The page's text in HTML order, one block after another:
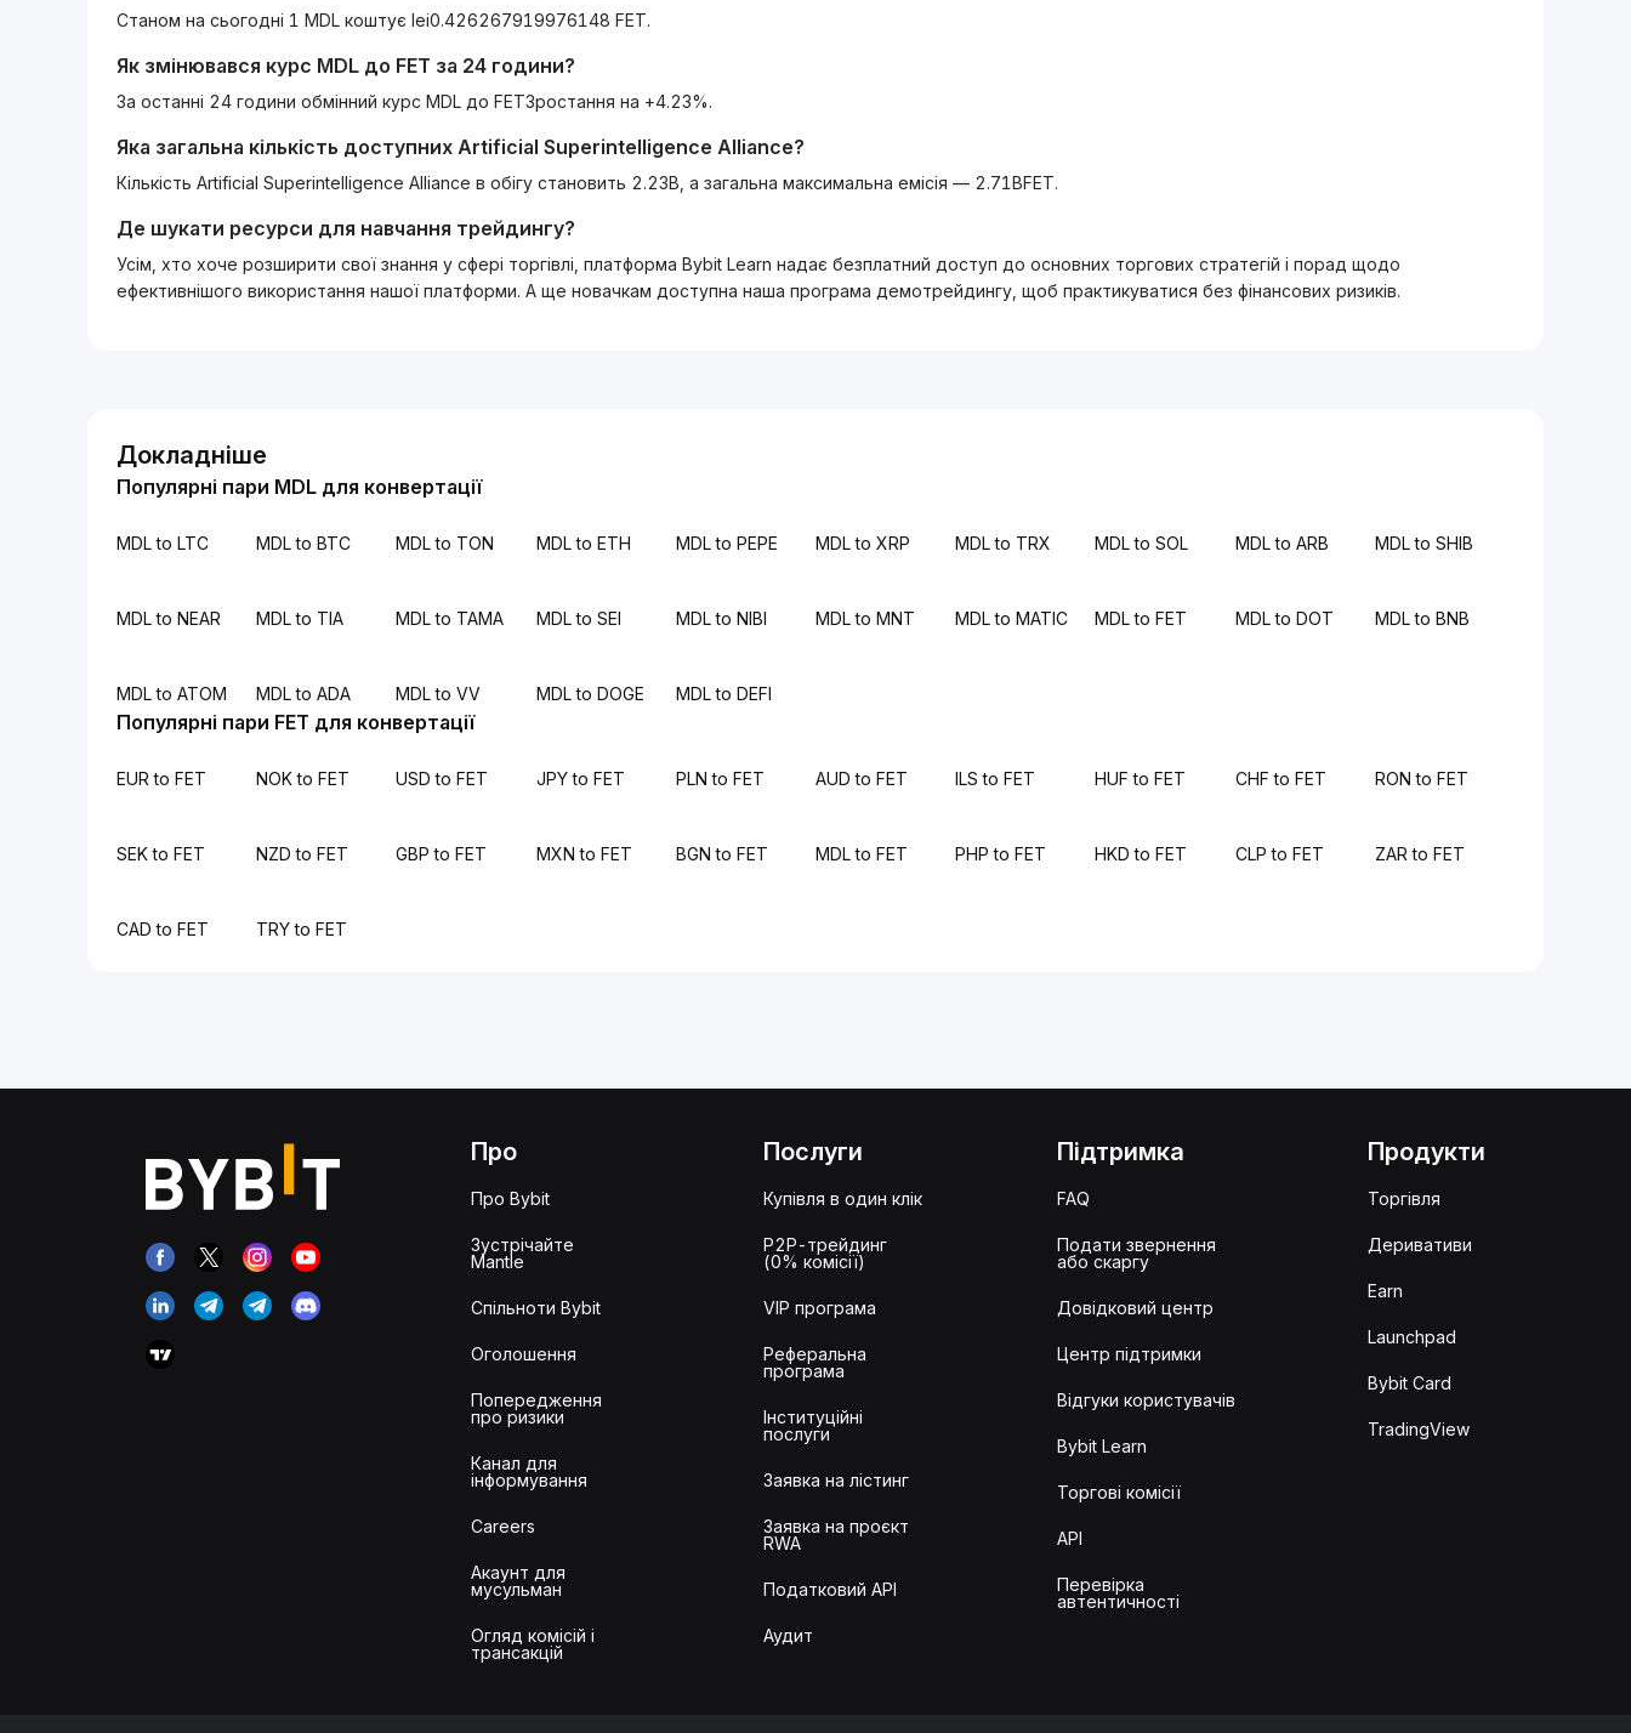
Станом на сьогодні 1 MDL коштує lei0.426267919976148 FET.
Як змінювався курс MDL до FET за 24 години?
За останні 24 години обмінний курс MDL до FETЗростання на +4.23%.
Яка загальна кількість доступних Artificial Superintelligence Alliance?
Кількість Artificial Superintelligence Alliance в обігу становить 2.23B, а загальна максимальна емісія — 2.71BFET.
Де шукати ресурси для навчання трейдингу?
Усім, хто хоче розширити свої знання у сфері торгівлі, платформа Bybit Learn надає безплатний доступ до основних торгових стратегій і порад щодо
ефективнішого використання нашої платформи. А ще новачкам доступна наша програма демотрейдингу, щоб практикуватися без фінансових ризиків.
Докладніше
Популярні пари MDL для конвертації
MDL to LTC MDL to BTC MDL to TON MDL to ETH MDL to PEPE MDL to XRP MDL to TRX MDL to SOL MDL to ARB MDL to SHIB
MDL to NEAR MDL to TIA MDL to TAMA MDL to SEI MDL to NIBI MDL to MNT MDL to MATIC MDL to FET MDL to DOT MDL to BNB
MDL to ATOM MDL to ADA MDL to VV MDL to DOGE MDL to DEFI
Популярні пари FET для конвертації
EUR to FET NOK to FET USD to FET JPY to FET PLN to FET AUD to FET ILS to FET HUF to FET CHF to FET RON to FET
SEK to FET NZD to FET GBP to FET MXN to FET BGN to FET MDL to FET PHP to FET HKD to FET CLP to FET ZAR to FET
CAD to FET TRY to FET
Про
Про Bybit
Зустрічайте
Mantle
Спільноти Bybit
Оголошення
Попередження
про ризики
Канал для
інформування
Careers
Акаунт для
мусульман
Огляд комісій і
трансакцій
Послуги
Купівля в один клік
P2P-трейдинг
(0% комісії)
VIP програма
Реферальна
програма
Інституційні
послуги
Заявка на лістинг
Заявка на проєкт
RWA
Податковий API
Аудит
Підтримка
FAQ
Подати звернення
або скаргу
Довідковий центр
Центр підтримки
Відгуки користувачів
Bybit Learn
Торгові комісії
API
Перевірка
автентичності
Продукти
Торгівля
Деривативи
Earn
Launchpad
Bybit Card
TradingView